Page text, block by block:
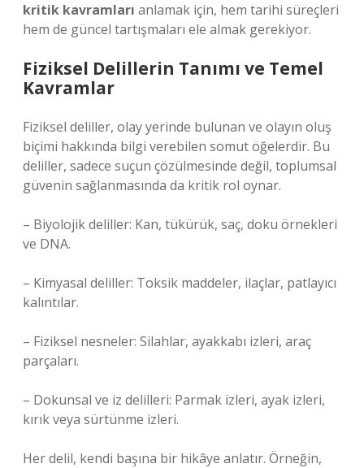
kritik kavramları anlamak için, hem tarihi süreçleri
hem de güncel tartışmaları ele almak gerekiyor.
Fiziksel Delillerin Tanımı ve Temel
Kavramlar
Fiziksel deliller, olay yerinde bulunan ve olayın oluş
biçimi hakkında bilgi verebilen somut öğelerdir. Bu
deliller, sadece suçun çözülmesinde değil, toplumsal
güvenin sağlanmasında da kritik rol oynar.
– Biyolojik deliller: Kan, tükürük, saç, doku örnekleri
ve DNA.
– Kimyasal deliller: Toksik maddeler, ilaçlar, patlayıcı
kalıntılar.
– Fiziksel nesneler: Silahlar, ayakkabı izleri, araç
parçaları.
– Dokunsal ve iz delilleri: Parmak izleri, ayak izleri,
kırık veya sürtünme izleri.
Her delil, kendi başına bir hikâye anlatır. Örneğin,